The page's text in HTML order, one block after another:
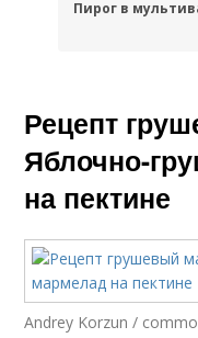
Пирог в
Рецепт
Яблочно-
на пектине
Andrey Korzun /